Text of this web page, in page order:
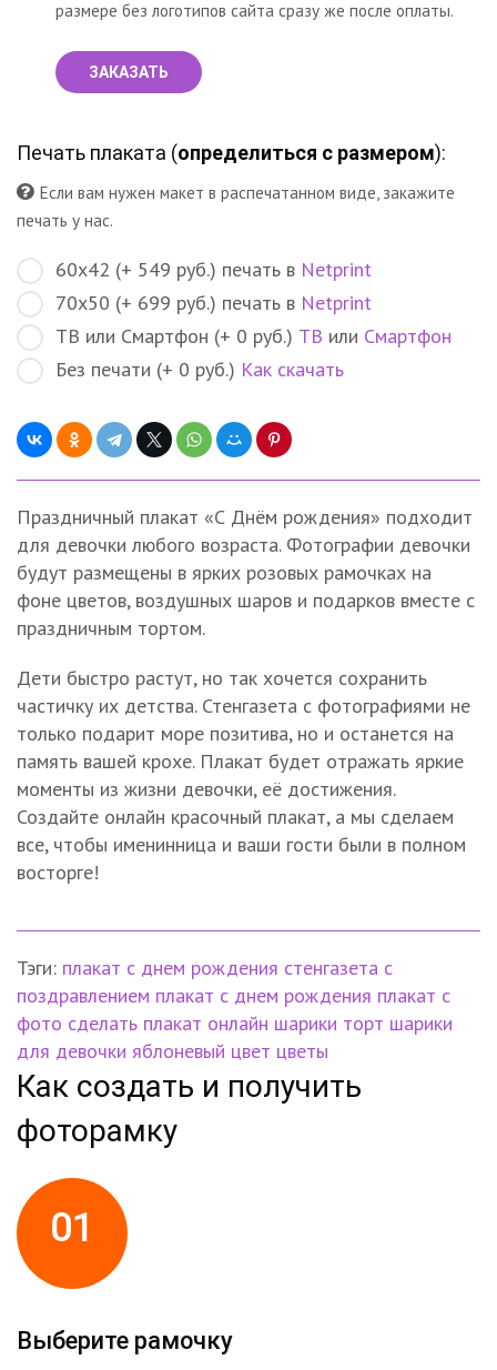
размере без логотипов сайта сразу же после оплаты.
ЗАКАЗАТЬ
Печать плаката (определиться с размером):
Если вам нужен макет в распечатанном виде, закажите
печать у нас.
60х42 (+ 549 руб.) печать в Netprint
70х50 (+ 699 руб.) печать в Netprint
ТВ или Смартфон (+ 0 руб.) ТВ или Смартфон
Без печати (+ 0 руб.) Как скачать
Праздничный плакат «С Днём рождения» подходит
для девочки любого возраста. Фотографии девочки
будут размещены в ярких розовых рамочках на
фоне цветов, воздушных шаров и подарков вместе с
праздничным тортом.
Дети быстро растут, но так хочется сохранить
частичку их детства. Стенгазета с фотографиями не
только подарит море позитива, но и останется на
память вашей крохе. Плакат будет отражать яркие
моменты из жизни девочки, её достижения.
Создайте онлайн красочный плакат, а мы сделаем
все, чтобы именинница и ваши гости были в полном
восторге!
Тэги: плакат с днем рождения стенгазета с
поздравлением плакат с днем рождения плакат с
фото сделать плакат онлайн шарики торт шарики
для девочки яблоневый цвет цветы
Как создать и получить
фоторамку
01
Выберите рамочку